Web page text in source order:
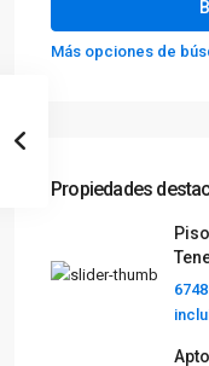
Más opciones de
Propiedades